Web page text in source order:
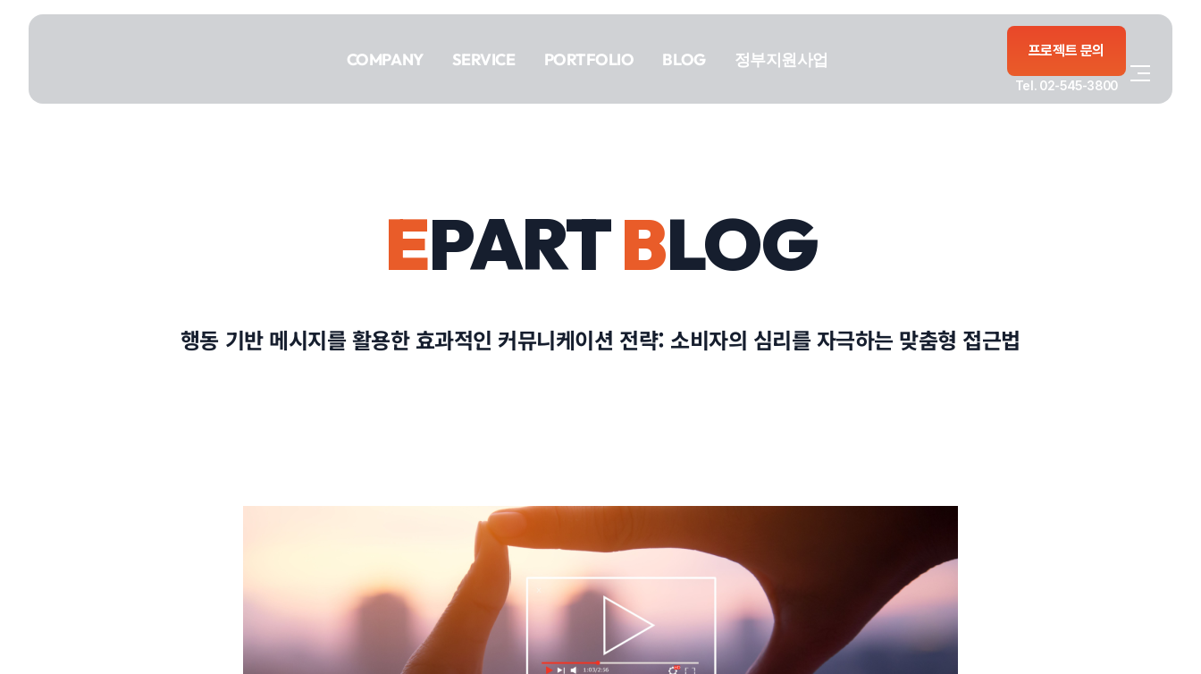
건너뛰기
COMPANY SERVICE PORTFOLIO BLOG 정부지원사업 프로젝트 문의
Tel. 02-545-3800
PORTFOLIO
정부지원사업
EPARTBLOG
행동 기반 메시지를 활용한 효과적인 커뮤니케이션 전략: 소비자의 심리를 자극하는 맞춤형 접근법